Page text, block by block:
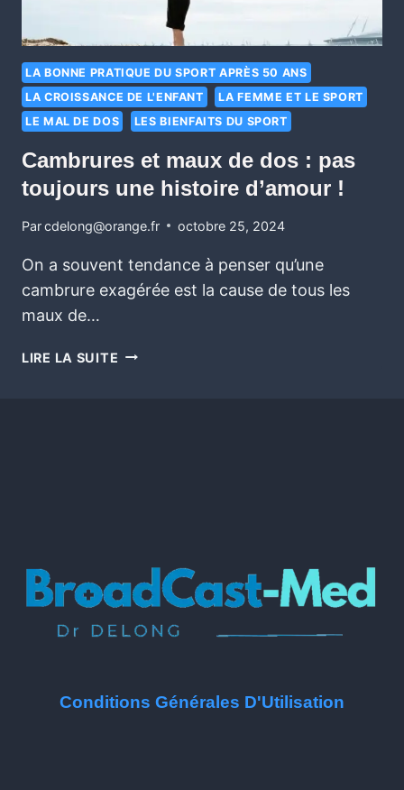
LA BONNE PRATIQUE DU SPORT APRÈS 50 ANS
LA CROISSANCE DE L'ENFANT
LA FEMME ET LE SPORT
LE MAL DE DOS
LES BIENFAITS DU SPORT
Cambrures et maux de dos : pas
toujours une histoire d’amour !
Parcdelong@orange.fr octobre 25, 2024
On a souvent tendance à penser qu’une
cambrure exagérée est la cause de tous les
maux de…
LIRE LA SUITE
Conditions Générales D'Utilisation